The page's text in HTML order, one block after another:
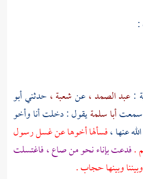
:
عبد الصمد ،عنشعبة ، حدثنيأبو
أبا سلمةيقول : دخلت أنا وأخو
عنها ،فسألها أخوها عن غسل رسول
.فدعت بإناء نحو من صاع ، فاغتسلت
وبيننا وبينها حجاب .